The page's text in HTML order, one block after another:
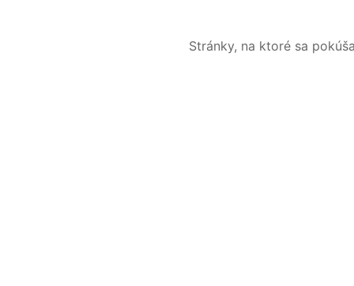
Stránky, na ktoré sa